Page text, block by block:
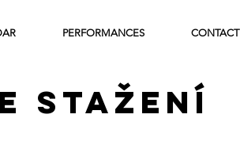
PERFORMANCES CONTACT
stažení